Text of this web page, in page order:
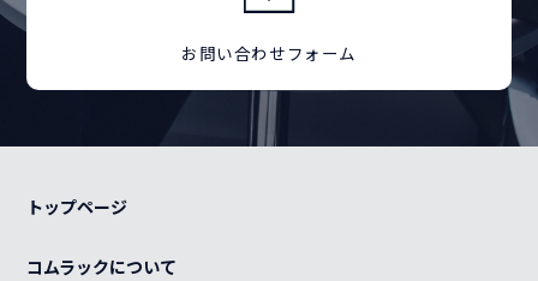
お問い合わせフォーム
トップページ
コムラックについて